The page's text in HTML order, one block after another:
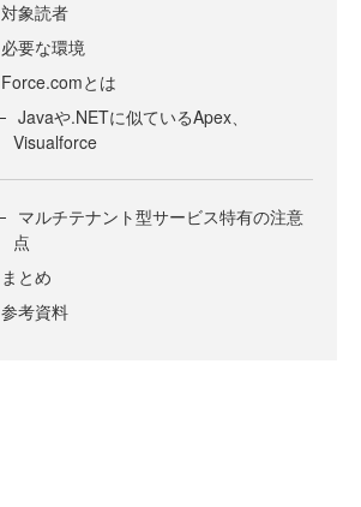
対象読者
必要な環境
Force.comとは
Javaや.NETに似ているApex、
Visualforce
マルチテナント型サービス特有の注意
点
まとめ
参考資料